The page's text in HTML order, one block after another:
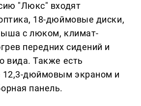
"Люкс" входят
18-дюймовые диски,
с люком, климат-
передних сидений и
вида. Также есть
12,3-дюймовым экраном и
панель.